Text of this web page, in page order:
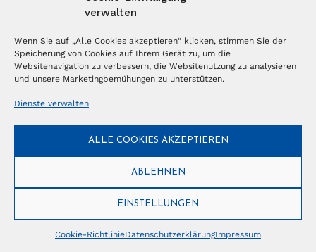
verwalten
Wenn Sie auf „Alle Cookies akzeptieren“ klicken, stimmen Sie der
Speicherung von Cookies auf Ihrem Gerät zu, um die
Websitenavigation zu verbessern, die Websitenutzung zu analysieren
und unsere Marketingbemühungen zu unterstützen.
Dienste verwalten
ALLE COOKIES AKZEPTIEREN
ABLEHNEN
EINSTELLUNGEN
Cookie-RichtlinieDatenschutzerklärungImpressum
© Copyright 2026 – Ferientrends // info@tlvg.ch// +41 31 300 30 85 //
Tourismus Lifestyle Verlag GmbH // Frohbergweg 1 - CH-3012 Bern //
Datenschutzerklärung//Impressum